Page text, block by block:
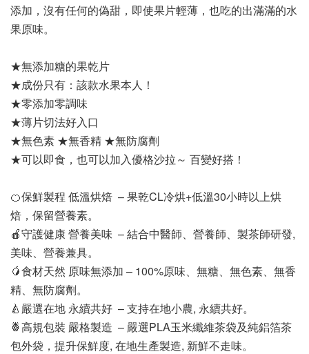
添加，沒有任何的偽甜，即使果片輕薄，也吃的出滿滿的水
果原味。
★無添加糖的果乾片
★成份只有：該款水果本人！
★零添加零調味
★薄片切法好入口
★無色素 ★無香精 ★無防腐劑
★可以即食，也可以加入優格沙拉～ 百變好搭！
🍊保鮮製程 低溫烘焙  – 果乾CL冷烘+低溫30小時以上烘
焙，保留營養素。
🍎守護健康 營養美味  – 結合中醫師、營養師、製茶師研發,
美味、營養兼具。
🥭食材天然 原味無添加 – 100%原味、無糖、無色素、無香
精、無防腐劑。
🍐嚴選在地 永續共好  – 支持在地小農, 永續共好。
🍍高規包裝 嚴格製造  – 嚴選PLA玉米纖維茶袋及純鋁箔茶
包外袋，提升保鮮度, 在地生產製造, 新鮮不走味。